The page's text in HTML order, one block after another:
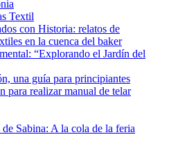
Textil
con Historia: relatos de
en la cuenca del baker
“Explorando el Jardín del
una guía para principiantes
para realizar manual de telar
Sabina: A la cola de la feria